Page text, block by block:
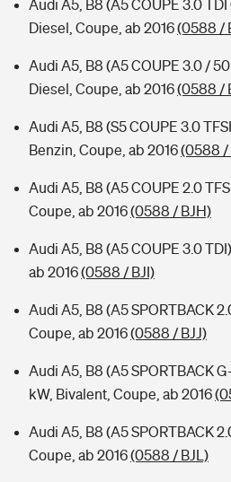
Audi A5, B8 (A5 COUPE 3.0 TDI
Diesel, Coupe, ab 2016(0588 /
Audi A5, B8 (A5 COUPE 3.0 /
Diesel, Coupe, ab 2016(0588 /
Audi A5, B8 (S5 COUPE 3.0
Benzin, Coupe, ab 2016(0588 /
Audi A5, B8 (A5 COUPE 2.0
Coupe, ab 2016(0588 / BJH)
Audi A5, B8 (A5 COUPE 3.0
ab 2016(0588 / BJI)
Audi A5, B8 (A5 SPORTBACK
Coupe, ab 2016(0588 / BJJ)
Audi A5, B8 (A5 SPORTBACK
kW, Bivalent, Coupe, ab 2016
Audi A5, B8 (A5 SPORTBACK
Coupe, ab 2016(0588 / BJL)